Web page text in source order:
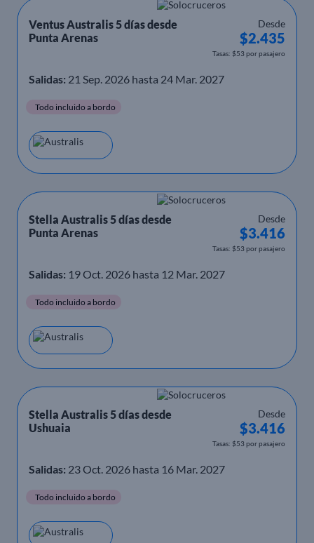
Ventus Australis 5 días desde
Punta Arenas
Desde
$2.435
Tasas: $53 por pasajero
Salidas: 21 Sep. 2026 hasta 24 Mar. 2027
Todo incluido a bordo
Stella Australis 5 días desde
Punta Arenas
Desde
$3.416
Tasas: $53 por pasajero
Salidas: 19 Oct. 2026 hasta 12 Mar. 2027
Todo incluido a bordo
Stella Australis 5 días desde
Ushuaia
Desde
$3.416
Tasas: $53 por pasajero
Salidas: 23 Oct. 2026 hasta 16 Mar. 2027
Todo incluido a bordo